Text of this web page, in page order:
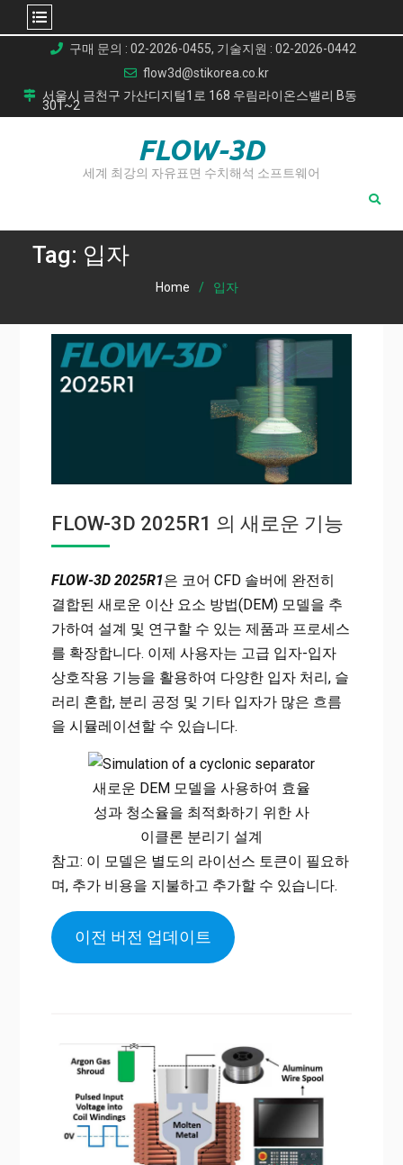
content
구매 문의 : 02-2026-0455, 기술지원 : 02-2026-0442
flow3d@stikorea.co.kr
서울시 금천구 가산디지털1로 168 우림라이온스밸리 B동
301~2
FLOW-3D
세계 최강의 자유표면 수치해석 소프트웨어
Tag: 입자
Home 입자
FLOW-3D 2025R1 의 새로운 기능
FLOW-3D 2025R1은 코어 CFD 솔버에 완전히
결합된 새로운 이산 요소 방법(DEM) 모델을 추
가하여 설계 및 연구할 수 있는 제품과 프로세스
를 확장합니다. 이제 사용자는 고급 입자-입자
상호작용 기능을 활용하여 다양한 입자 처리, 슬
러리 혼합, 분리 공정 및 기타 입자가 많은 흐름
을 시뮬레이션할 수 있습니다.
새로운 DEM 모델을 사용하여 효율
성과 청소율을 최적화하기 위한 사
이클론 분리기 설계
참고: 이 모델은 별도의 라이선스 토큰이 필요하
며, 추가 비용을 지불하고 추가할 수 있습니다.
이전 버전 업데이트